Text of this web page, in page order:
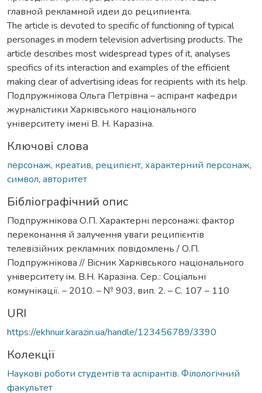
главной рекламной идеи до реципиента.
The article is devoted to specific of functioning of typical
personages in modern television advertising products. The
article describes most widespread types of it, analyses
specifics of its interaction and examples of the efficient
making clear of advertising ideas for recipients with its help.
Подпружнікова Ольга Петрівна – аспірант кафедри
журналістики Харківського національного
університету імені В. Н. Каразіна.
Ключові слова
персонаж, креатив, реципієнт, характерний персонаж,
символ, авторитет
Бібліографічний опис
Подпружнікова О.П. Характерні персонажі: фактор
переконання й залучення уваги реципієнтів
телевізійних рекламних повідомлень / О.П.
Подпружнікова // Вiсник Харкiвського нацiонального
унiверситету iм. В.Н. Каразiна. Сер.: Соціальні
комунікації. – 2010. – № 903, вип. 2. – С. 107 – 110
URI
https://ekhnuir.karazin.ua/handle/123456789/3390
Колекції
Наукові роботи студентів та аспірантів. Філологічний
факультет